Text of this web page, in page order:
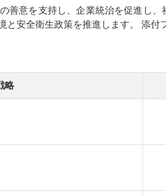
善意を支持し、企業統治を促進し
安全衛生政策を推進します。 添付
略